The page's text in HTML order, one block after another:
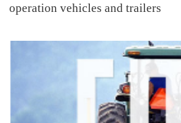
operation vehicles and trailers